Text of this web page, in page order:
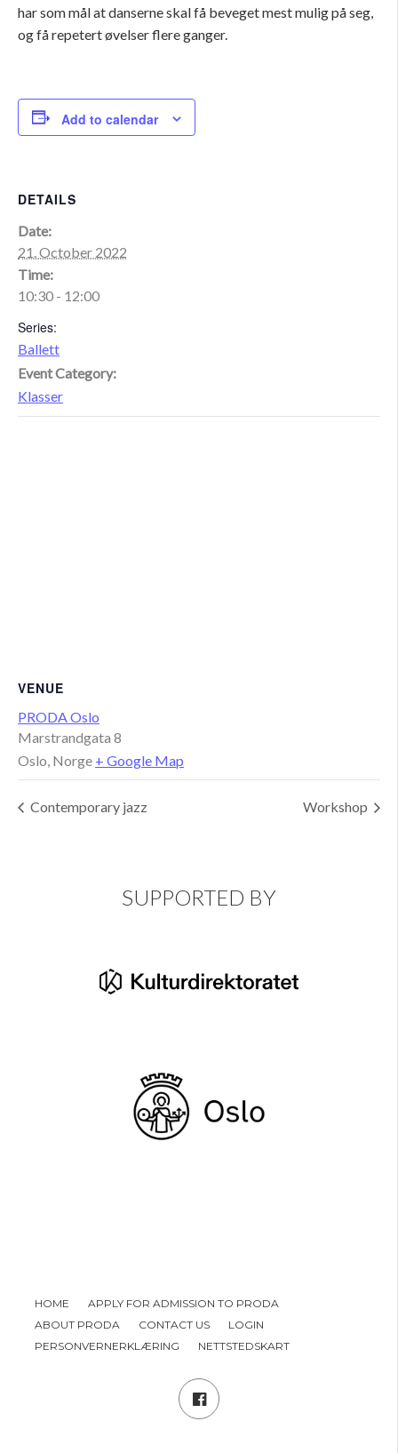
har som mål at danserne skal få beveget mest mulig på seg,
og få repetert øvelser flere ganger.
Add to calendar
DETAILS
Date:
21. October 2022
Time:
10:30 - 12:00
Series:
Ballett
Event Category:
Klasser
VENUE
PRODA Oslo
Marstrandgata 8
Oslo Norge + Google Map
Contemporary jazz Workshop
SUPPORTED BY
HOME
APPLY FOR ADMISSION TO PRODA
ABOUT PRODA
CONTACT US
LOGIN
PERSONVERNERKLÆRING
NETTSTEDSKART